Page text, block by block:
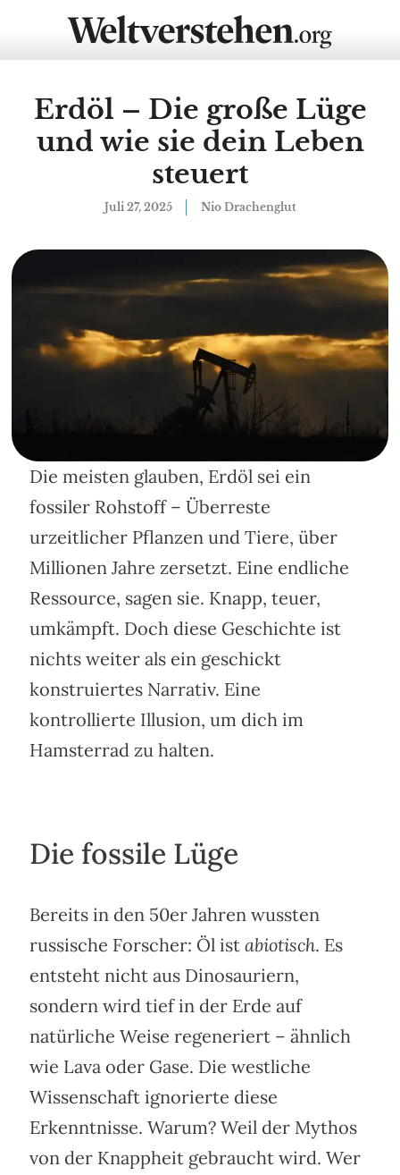
Erdöl – Die große Lüge
und wie sie dein Leben
steuert
Juli 27, 2025 Nio Drachenglut
Die meisten glauben, Erdöl sei ein
fossiler Rohstoff – Überreste
urzeitlicher Pflanzen und Tiere, über
Millionen Jahre zersetzt. Eine endliche
Ressource, sagen sie. Knapp, teuer,
umkämpft. Doch diese Geschichte ist
nichts weiter als ein geschickt
konstruiertes Narrativ. Eine
kontrollierte Illusion, um dich im
Hamsterrad zu halten.
Die fossile Lüge
Bereits in den 50er Jahren wussten
russische Forscher: Öl istabiotisch. Es
entsteht nicht aus Dinosauriern,
sondern wird tief in der Erde auf
natürliche Weise regeneriert – ähnlich
wie Lava oder Gase. Die westliche
Wissenschaft ignorierte diese
Erkenntnisse. Warum? Weil der Mythos
von der Knappheit gebraucht wird. Wer